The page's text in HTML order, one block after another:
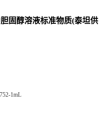
固醇溶液标准物质(泰坦供
1mL